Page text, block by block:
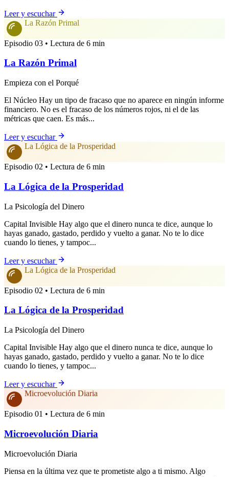
Leer y escuchar
La Razón Primal
Episodio 03 • Lectura de 6 min
La Razón Primal
Empieza con el Porqué
El Núcleo Hay un tipo de fracaso que no aparece en ningún informe
financiero. No es el fracaso de los números rojos, ni el de las
métricas que caen. Es más...
Leer y escuchar
La Lógica de la Prosperidad
Episodio 02 • Lectura de 6 min
La Lógica de la Prosperidad
La Psicología del Dinero
Capital Invisible Hay algo que el dinero nunca te dice, aunque lo
hayas ganado, gastado, perdido y vuelto a ganar. No te lo dice
cuando lo tienes, y tampoc...
Leer y escuchar
La Lógica de la Prosperidad
Episodio 02 • Lectura de 6 min
La Lógica de la Prosperidad
La Psicología del Dinero
Capital Invisible Hay algo que el dinero nunca te dice, aunque lo
hayas ganado, gastado, perdido y vuelto a ganar. No te lo dice
cuando lo tienes, y tampoc...
Leer y escuchar
Microevolución Diaria
Episodio 01 • Lectura de 6 min
Microevolución Diaria
Microevolución Diaria
Piensa en la última vez que te prometiste algo a ti mismo. Algo